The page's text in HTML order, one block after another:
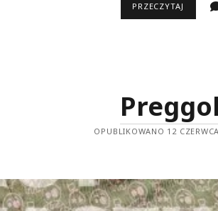
PRZECZYTAJ
OPUBLIKOWANO 12